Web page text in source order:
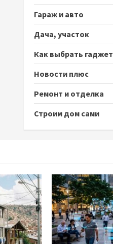
Гараж и авто
Дача, участок
Как выбрать гаджет
Новости плюс
Ремонт и отделка
Строим дом сами